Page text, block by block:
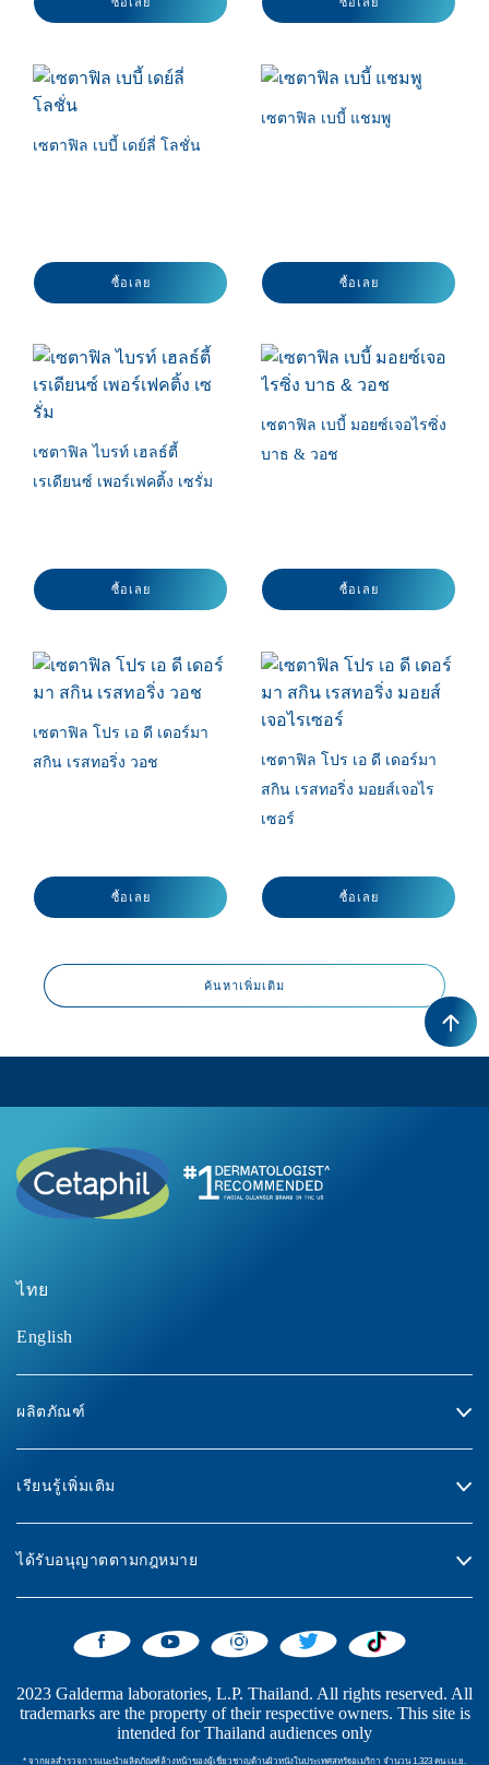
เซตาฟิล เบบี้ เดย์ลี่ โลชั่น
ซื้อเลย
เซตาฟิล เบบี้ แชมพู
ซื้อเลย
เซตาฟิล ไบรท์ เฮลธ์ตี้
เรเดียนซ์ เพอร์เฟคติ้ง เซรั่ม
ซื้อเลย
เซตาฟิล เบบี้ มอยซ์เจอไรซิ่ง
บาธ & วอช
ซื้อเลย
เซตาฟิล โปร เอ ดี เดอร์มา
สกิน เรสทอริ่ง วอช
ซื้อเลย
เซตาฟิล โปร เอ ดี เดอร์มา
สกิน เรสทอริ่ง มอยส์เจอไร
เซอร์
ซื้อเลย
ค้นหาเพิ่มเติม
ไทย
English
ผลิตภัณฑ์
เรียนรู้เพิ่มเติม
ได้รับอนุญาตตามกฎหมาย
2023 Galderma laboratories, L.P. Thailand. All rights reserved. All
trademarks are the property of their respective owners. This site is
intended for Thailand audiences only
* จากผลสำรวจการแนะนำผลิตภัณฑ์ล้างหน้าของผู้เชี่ยวชาญด้านผิวหนังในประเทศสหรัฐอเมริกา จำนวน 1,323 คน เม.ย.